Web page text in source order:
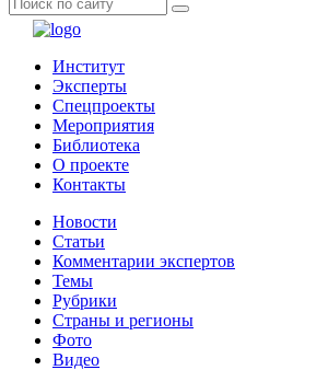
Институт
Эксперты
Спецпроекты
Мероприятия
Библиотека
О проекте
Контакты
Новости
Статьи
Комментарии экспертов
Темы
Рубрики
Страны и регионы
Фото
Видео